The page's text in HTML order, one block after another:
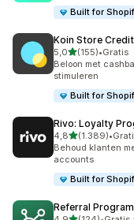
Built for
Koin Store
5,0van 5 sterren
(155)
155 recensies in
•Gratis
Beloon met
stimuleren
Built for
Rivo: Loyalty
4,8van 5 sterren
(1.389)
1389 recensies in
•
Behoud klanten
accounts
Built for
Referral